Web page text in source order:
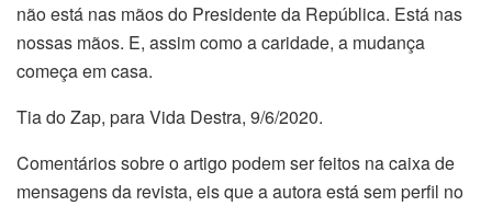
não está nas mãos do Presidente da República. Está nas
nossas mãos. E, assim como a caridade, a mudança
começa em casa.
Tia do Zap, para Vida Destra, 9/6/2020.
Comentários sobre o artigo podem ser feitos na caixa de
mensagens da revista, eis que a autora está sem perfil no